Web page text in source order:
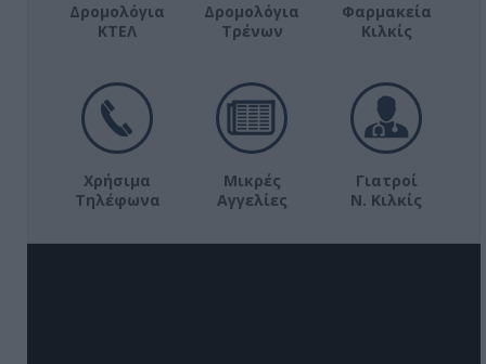
Δρομολόγια
ΚΤΕΛ
Δρομολόγια
Τρένων
Φαρμακεία
Κιλκίς
Χρήσιμα
Τηλέφωνα
Μικρές
Αγγελίες
Γιατροί
Ν. Κιλκίς